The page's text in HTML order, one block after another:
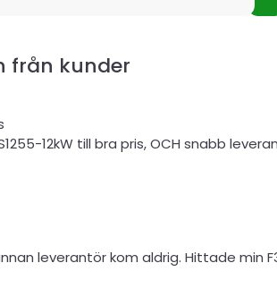
från kunder
12kW till bra pris, OCH snabb
leverantör kom aldrig. Hittade min